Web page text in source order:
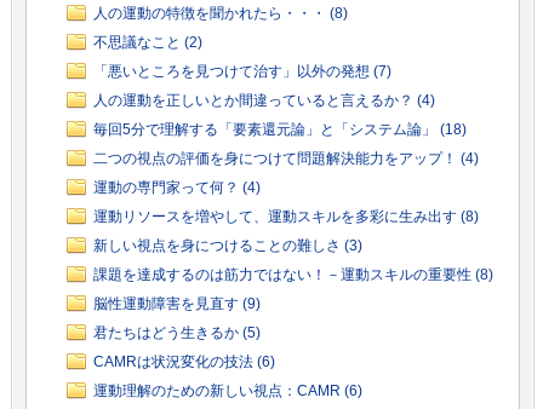
人の運動の特徴を聞かれたら・・・ (8)
不思議なこと (2)
「悪いところを見つけて治す」以外の発想 (7)
人の運動を正しいとか間違っていると言えるか？ (4)
毎回5分で理解する「要素還元論」と「システム論」 (18)
二つの視点の評価を身につけて問題解決能力をアップ！ (4)
運動の専門家って何？ (4)
運動リソースを増やして、運動スキルを多彩に生み出す (8)
新しい視点を身につけることの難しさ (3)
課題を達成するのは筋力ではない！－運動スキルの重要性 (8)
脳性運動障害を見直す (9)
君たちはどう生きるか (5)
CAMRは状況変化の技法 (6)
運動理解のための新しい視点：CAMR (6)